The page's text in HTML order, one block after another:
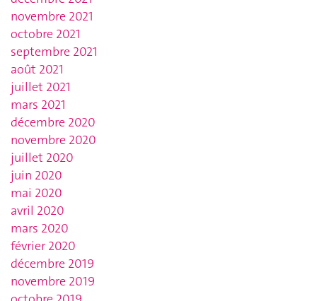
novembre 2021
octobre 2021
septembre 2021
août 2021
juillet 2021
mars 2021
décembre 2020
novembre 2020
juillet 2020
juin 2020
mai 2020
avril 2020
mars 2020
février 2020
décembre 2019
novembre 2019